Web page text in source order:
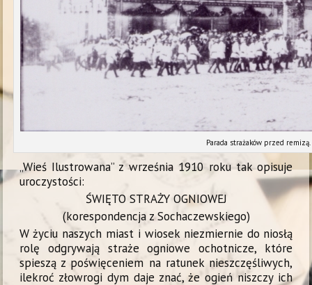
Parada strażaków przed
„Wieś Ilustrowana” z września 1910 roku tak opisuje
uroczystości:
ŚWIĘTO STRAŻY OGNIOWEJ
(korespondencja z Sochaczewskiego)
W życiu naszych miast i wiosek niezmiernie do niosłą
rolę odgrywają straże ogniowe ochotnicze, które
spieszą z poświęceniem na ratunek nieszczęśliwych,
ilekroć złowrogi dym daje znać, że ogień niszczy ich